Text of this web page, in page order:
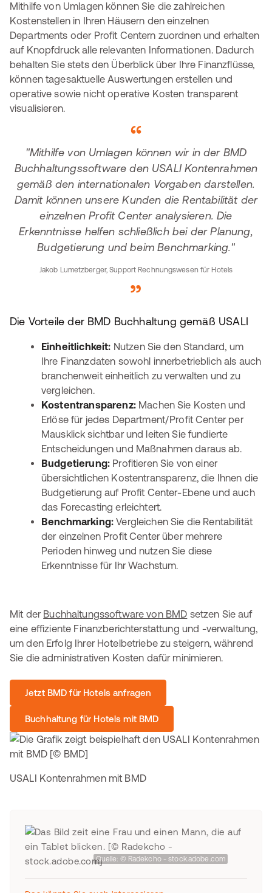
Mithilfe von Umlagen können Sie die zahlreichen
Kostenstellen in Ihren Häusern den einzelnen
Departments oder Profit Centern zuordnen und erhalten
auf Knopfdruck alle relevanten Informationen. Dadurch
behalten Sie stets den Überblick über Ihre Finanzflüsse,
können tagesaktuelle Auswertungen erstellen und
operative sowie nicht operative Kosten transparent
visualisieren.
"Mithilfe von Umlagen können wir in der BMD
Buchhaltungssoftware den USALI Kontenrahmen
gemäß den internationalen Vorgaben darstellen.
Damit können unsere Kunden die Rentabilität der
einzelnen Profit Center analysieren. Die
Erkenntnisse helfen schließlich bei der Planung,
Budgetierung und beim Benchmarking."
Jakob Lumetzberger, Support Rechnungswesen für Hotels
Die Vorteile der BMD Buchhaltung gemäß USALI
Einheitlichkeit: Nutzen Sie den Standard, um
Ihre Finanzdaten sowohl innerbetrieblich als auch
branchenweit einheitlich zu verwalten und zu
vergleichen.
Kostentransparenz:Machen Sie Kosten und
Erlöse für jedes Department/Profit Center per
Mausklick sichtbar und leiten Sie fundierte
Entscheidungen und Maßnahmen daraus ab.
Budgetierung: Profitieren Sie von einer
übersichtlichen Kostentransparenz, die Ihnen die
Budgetierung auf Profit Center-Ebene und auch
das Forecasting erleichtert.
Benchmarking: Vergleichen Sie die Rentabilität
der einzelnen Profit Center über mehrere
Perioden hinweg und nutzen Sie diese
Erkenntnisse für Ihr Wachstum.
Mit der Buchhaltungssoftware von BMD setzen Sie auf
eine effiziente Finanzberichterstattung und -verwaltung,
um den Erfolg Ihrer Hotelbetriebe zu steigern, während
Sie die administrativen Kosten dafür minimieren.
Jetzt BMD für Hotels anfragen
Buchhaltung für Hotels mit BMD
USALI Kontenrahmen mit BMD
Quelle: © Radekcho - stock.adobe.com